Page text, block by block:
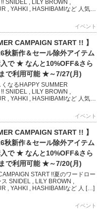
SNIDEL , LILY BROWN ,
, YAHKI , HASHIBAMIなど 人気
イベント
CAMPAIGN START !! 】
秋新作＆セール除外アイテム
で ★ なんと10%OFF&さら
で利用可能 ★～7/27(月)
なるHAPPY SUMMER
SNIDEL , LILY BROWN ,
, YAHKI , HASHIBAMIなど 人気ブ
イベント
CAMPAIGN START !! 】
秋新作＆セール除外アイテム
で ★ なんと10%OFF&さら
で利用可能 ★～7/20(月)
START !!夏のワードロー
SNIDEL , LILY BROWN ,
, YAHKI , HASHIBAMIなど 人 […]
イベント